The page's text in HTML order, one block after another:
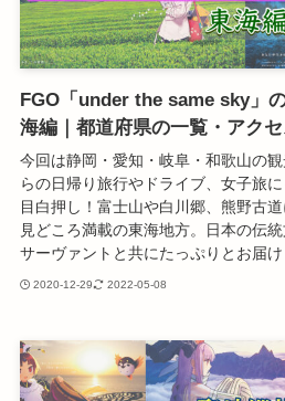
FGO「under the same sky」
海編｜都道府県の一覧・アク
今回は静岡・愛知・岐阜・和歌山の
らの日帰り旅行やドライブ、女子旅
目白押し！富士山や白川郷、熊野古
見どころ満載の東海地方。日本の伝
サーヴァントと共にたっぷりとお届け
2020-12-29 2022-05-08